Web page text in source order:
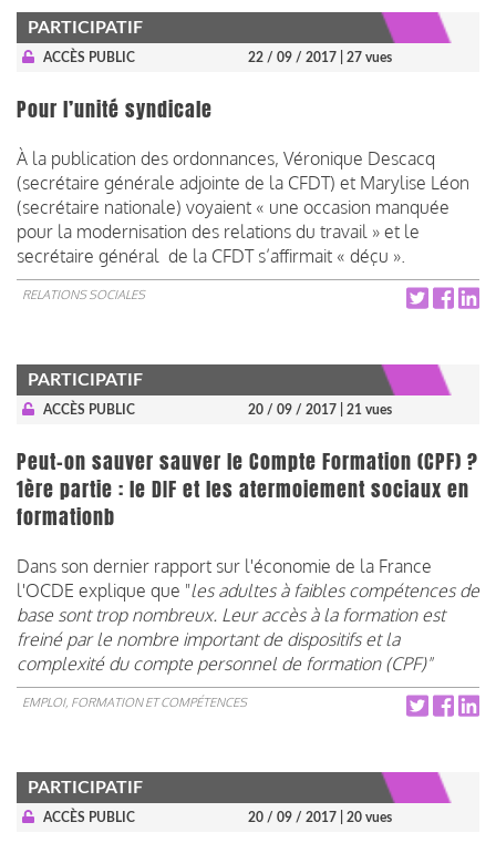
PARTICIPATIF
ACCÈS PUBLIC 22 / 09 / 2017 | 27 vues
Pour l’unité syndicale
À la publication des ordonnances, Véronique Descacq
(secrétaire générale adjointe de la CFDT) et Marylise Léon
(secrétaire nationale) voyaient « une occasion manquée
pour la modernisation des relations du travail » et le
secrétaire général de la CFDT s’affirmait « déçu ».
RELATIONS SOCIALES
PARTICIPATIF
ACCÈS PUBLIC 20 / 09 / 2017 | 21 vues
Peut-on sauver sauver le Compte Formation (CPF) ?
1ère partie : le DIF et les atermoiement sociaux en
formationb
Dans son dernier rapport sur l'économie de la France
l'OCDE explique que "les adultes à faibles compétences de
base sont trop nombreux. Leur accès à la formation est
freiné par le nombre important de dispositifs et la
complexité du compte personnel de formation (CPF)"
EMPLOI, FORMATION ET COMPÉTENCES
PARTICIPATIF
ACCÈS PUBLIC 20 / 09 / 2017 | 20 vues